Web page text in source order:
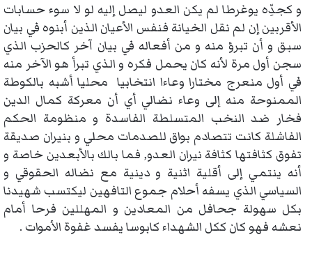
و كجدِّه يوغرطا لم يكن العدو ليصل إليه لو لا سوء حسابات
الأقربين إن لم نقل الخيانة فنفس الأعيان الذين أبنوه في بيان
سبق و أن تبرؤ منه و من أفعاله في بيان آخر كالحزب الذي
سجن أول مرة لأنه كان يحمل فكره و الذي تبرأ هو الآخر منه
في أول منعرج مختارا وعاءا انتخابيا محليا أشبه بالكوطة
الممنوحة منه إلى وعاء نضالي أي أن معركة كمال الدين
فخار ضد النخب المتسلطة الفاسدة و منظومة الحكم
الفاشلة كانت تتصادم بواق للصدمات محلي و بنيران صديقة
تفوق كثافتها كثافة نيران العدو, فما بالك بالأبعدين خاصة و
أنه ينتمي إلى أقلية اثنية و دينية مع نضاله الحقوقي و
السياسي الذي يسفه أحلام جموع التافهين ليكتسب شهيدنا
بكل سهولة جحافل من المعادين و المهللين فرحا أمام
نعشه فهو كان ككل الشهداء كابوسا يفسد غفوة الأموات .